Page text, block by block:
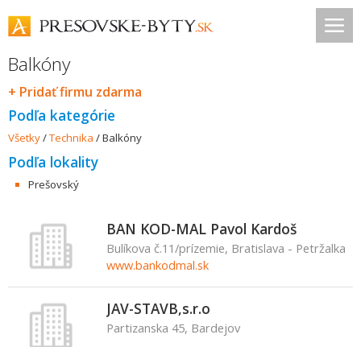
Balkóny
+ Pridať firmu zdarma
Podľa kategórie
Všetky/Technika /Balkóny
Podľa lokality
Prešovský
BAN KOD-MAL Pavol Kardoš
Bulíkova č.11/prízemie, Bratislava - Petržalka
www.bankodmal.sk
JAV-STAVB,s.r.o
Partizanska 45, Bardejov